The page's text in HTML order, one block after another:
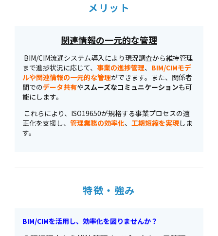
メリット
関連情報の一元的な管理
BIM/CIM流通システム導入により現況調査から維持管理
まで進捗状況に応じて、 事業の進捗管理、 BIM/CIMモデ
ルや関連情報の一元的な管理ができます。また、関係者
間でのデータ共有やスムーズなコミュニケーションも可
能にします。
これらにより、ISO19650が規格する事業プロセスの適
正化を支援し、 管理業務の効率化、 工期短縮を実現しま
す。
特徴・強み
BIM/CIMを活用し、効率化を図りませんか？